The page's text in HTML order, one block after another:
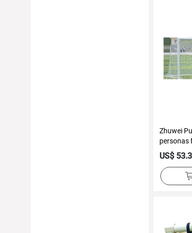
Zhuwei
personas
personas
bola
fútbol
US$